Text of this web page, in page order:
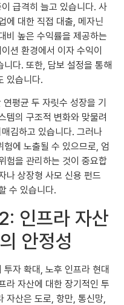
급격히 늘고 있습니다. 사
에 대한 직접 대출, 메자닌
비 높은 수익률을 제공하는
션 환경에서 이자 수익이
다. 또한, 담보 설정을 통해
있습니다.
평균 두 자릿수 성장을 기
템의 구조적 변화와 맞물려
김하고 있습니다. 그러나
에 노출될 수 있으므로, 엄
험을 관리하는 것이 중요합
나 상장형 사모 신용 펀드
수 있습니다.
인프라 자산
안정성
자 확대, 노후 인프라 현대
라 자산에 대한 장기적인 투
자산은 도로, 항만, 통신망,